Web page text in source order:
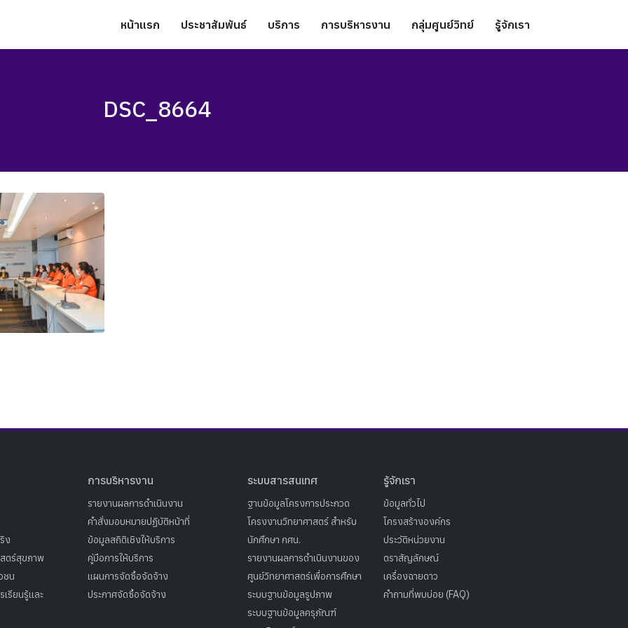
หน้าแรก ประชาสัมพันธ์ บริการ การบริหารงาน กลุ่มศูนย์วิทย์ รู้จักเรา
DSC_8664
ง
ตร์สุขภาพ
ชน
เรียนรู้และ
การบริหารงาน
รายงานผลการดำเนินงาน
คำสั่งมอบหมายปฏิบัติหน้าที่
ข้อมูลสถิติเชิงให้บริการ
คู่มือการให้บริการ
แผนการจัดซื้อจัดจ้าง
ประกาศจัดซื้อจัดจ้าง
ระบบสารสนเทศ
ฐานข้อมูลโครงการประกวด
โครงงานวิทยาศาสตร์ สำหรับ
นักศึกษา กศน.
รายงานผลการดำเนินงานของ
ศูนย์วิทยาศาสตร์เพื่อการศึกษา
ระบบฐานข้อมูลรูปภาพ
ระบบฐานข้อมูลครุภัณฑ์
รู้จักเรา
ข้อมูลทั่วไป
โครงสร้างองค์กร
ประวัติหน่วยงาน
ตราสัญลักษณ์
เครื่องฉายดาว
คำถามที่พบบ่อย (FAQ)